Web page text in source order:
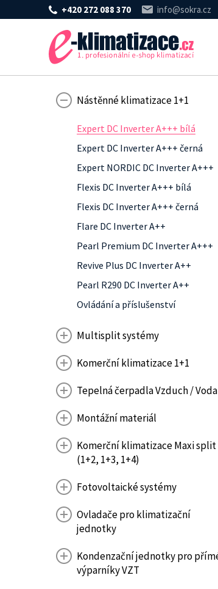
+420 272 088 370 info@sokra.cz
Nástěnné klimatizace 1+1
Expert DC Inverter A+++ bílá
Expert DC Inverter A+++ černá
Expert NORDIC DC Inverter A+++
Flexis DC Inverter A+++ bílá
Flexis DC Inverter A+++ černá
Flare DC Inverter A++
Pearl Premium DC Inverter A+++
Revive Plus DC Inverter A++
Pearl R290 DC Inverter A++
Ovládání a příslušenství
Multisplit systémy
Komerční klimatizace 1+1
Tepelná čerpadla Vzduch / Voda
Montážní materiál
Komerční klimatizace Maxi split
(1+2, 1+3, 1+4)
Fotovoltaické systémy
Ovladače pro klimatizační
jednotky
Kondenzační jednotky pro
výparníky VZT